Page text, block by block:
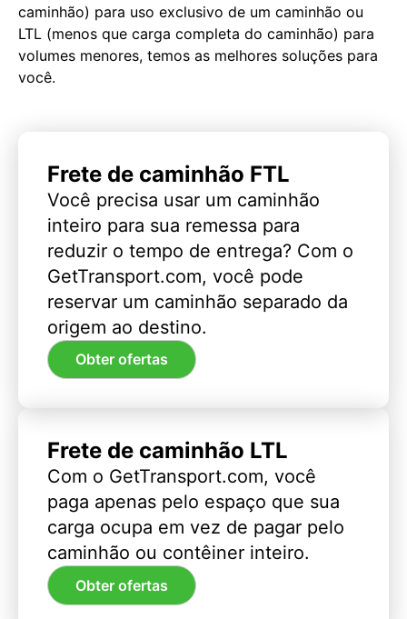
caminhão) para uso exclusivo de um caminhão ou
LTL (menos que carga completa do caminhão) para
volumes menores, temos as melhores soluções para
você.
Frete de caminhão FTL
Você precisa usar um caminhão
inteiro para sua remessa para
reduzir o tempo de entrega? Com o
GetTransport.com, você pode
reservar um caminhão separado da
origem ao destino.
Obter ofertas
Frete de caminhão LTL
Com o GetTransport.com, você
paga apenas pelo espaço que sua
carga ocupa em vez de pagar pelo
caminhão ou contêiner inteiro.
Obter ofertas